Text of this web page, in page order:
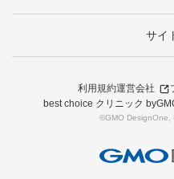
サイ
利用規約運営会社
best choice クリニック
©GMO DesignOne,